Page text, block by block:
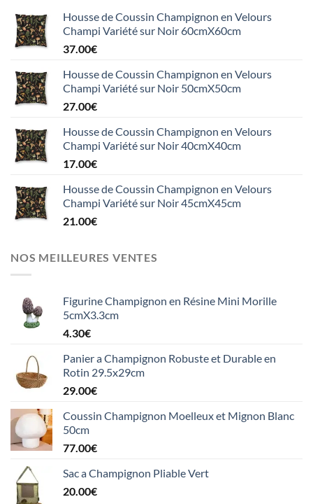
Housse de Coussin Champignon en Velours
Champi Variété sur Noir 60cmX60cm
37.00€
Housse de Coussin Champignon en Velours
Champi Variété sur Noir 50cmX50cm
27.00€
Housse de Coussin Champignon en Velours
Champi Variété sur Noir 40cmX40cm
17.00€
Housse de Coussin Champignon en Velours
Champi Variété sur Noir 45cmX45cm
21.00€
NOS MEILLEURES VENTES
Figurine Champignon en Résine Mini Morille
5cmX3.3cm
4.30€
Panier a Champignon Robuste et Durable en
Rotin 29.5x29cm
29.00€
Coussin Champignon Moelleux et Mignon Blanc
50cm
77.00€
Sac a Champignon Pliable Vert
20.00€